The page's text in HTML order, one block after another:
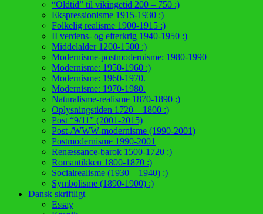
“Oldtid” til vikingetid 200 – 750 :)
Ekspressionisme 1915-1930 :)
Folkelig realisme 1900-1915 :)
II verdens- og efterkrig 1940-1950 :)
Middelalder 1200-1500 :)
Modernisme-postmodernisme: 1980-1990
Modernisme: 1950-1960 :)
Modernisme: 1960-1970.
Modernisme: 1970-1980.
Naturalisme-realisme 1870-1890 :)
Oplysningstiden 1720 – 1800 :)
Post “9/11” (2001-2015)
Post-/WWW-modernisme (1990-2001)
Postmodernisme 1990-2001
Renæssance-barok 1500-1720 :)
Romantikken 1800-1870 :)
Socialrealisme (1930 – 1940) :)
Symbolisme (1890-1900) :)
Dansk skriftligt
Essay